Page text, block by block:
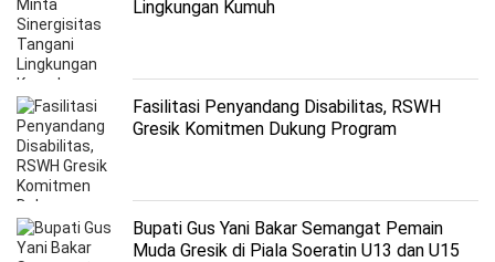
Lingkungan Kumuh
Fasilitasi Penyandang Disabilitas, RSWH
Gresik Komitmen Dukung Program
Bupati Gus Yani Bakar Semangat Pemain
Muda Gresik di Piala Soeratin U13 dan U15